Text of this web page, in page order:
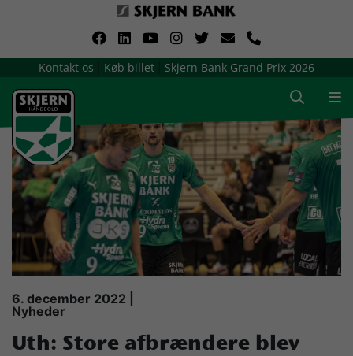
Kontakt os Køb billet Skjern Bank Grand Prix 2026
Om Skjern Håndbold
Ligatruppen
Sponsorer
Billetsalg / sæsonkort
Presse
Samarbejdsklubber
6. december 2022 |
Nyheder
Uth: Store afbrændere blev